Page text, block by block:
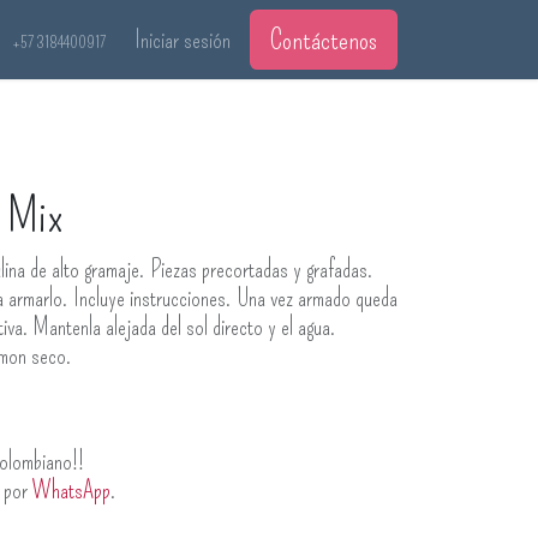
+57 3184400917 Iniciar sesión Contáctenos
de alto gramaje. Piezas precortadas y grafadas.
armarlo. Incluye instrucciones. Una vez armado queda
Mantenla alejada del sol directo y el agua.
seco.
WhatsApp.